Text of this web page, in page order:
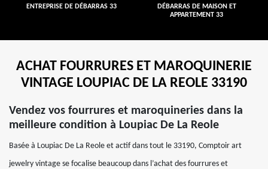
ENTREPRISE DE DÉBARRAS 33
DÉBARRAS DE MAISON ET
APPARTEMENT 33
ACHAT FOURRURES ET MAROQUINERIE
VINTAGE LOUPIAC DE LA REOLE 33190
Vendez vos fourrures et maroquineries dans la
meilleure condition à Loupiac De La Reole
Basée à Loupiac De La Reole et actif dans tout le 33190, Comptoir art
jewelry vintage se focalise beaucoup dans l’achat des fourrures et